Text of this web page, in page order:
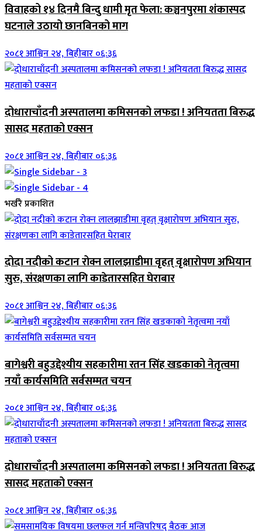
विवाहको १४ दिनमै बिन्दु धामी मृत फेला: कञ्चनपुरमा शंकास्पद
घटनाले उठायो छानबिनको माग
२०८१ आश्विन २४, बिहीबार ०६:३६
दोधाराचाँदनी अस्पतालमा कमिसनको लफडा ! अनियतता बिरुद्ध
सासद महताको एक्सन
२०८१ आश्विन २४, बिहीबार ०६:३६
भर्खरै प्रकाशित
दोदा नदीको कटान रोक्न लालझाडीमा वृहत् वृक्षारोपण अभियान
सुरु, संरक्षणका लागि काडेतारसहित घेराबार
२०८१ आश्विन २४, बिहीबार ०६:३६
बागेश्वरी बहुउद्देश्यीय सहकारीमा रतन सिंह खडकाको नेतृत्वमा
नयाँ कार्यसमिति सर्वसम्मत चयन
२०८१ आश्विन २४, बिहीबार ०६:३६
दोधाराचाँदनी अस्पतालमा कमिसनको लफडा ! अनियतता बिरुद्ध
सासद महताको एक्सन
२०८१ आश्विन २४, बिहीबार ०६:३६